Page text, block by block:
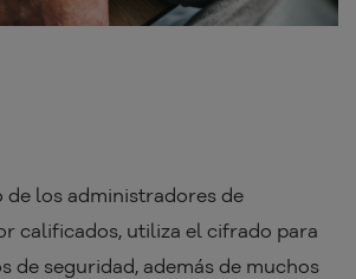
de los administradores de
calificados, utiliza el cifrado para
de seguridad, además de muchos